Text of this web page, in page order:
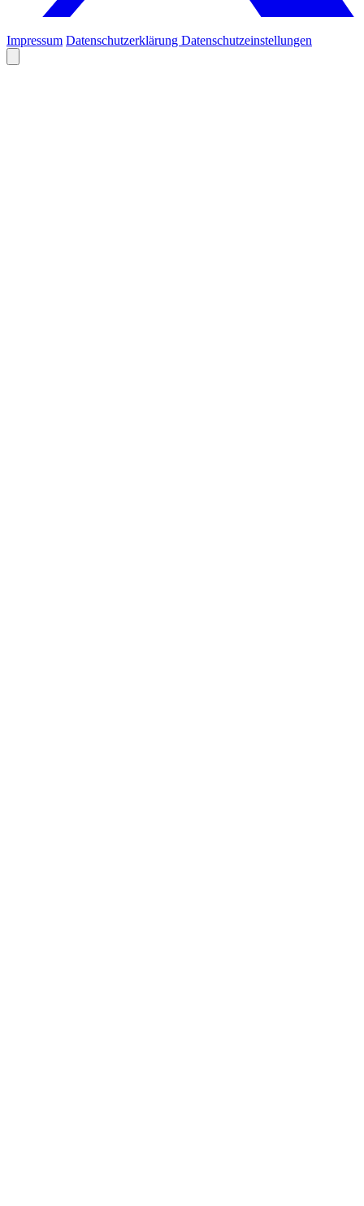
Impressum Datenschutzerklärung Datenschutzeinstellungen